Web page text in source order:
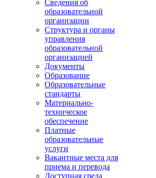
Сведения об
образовательной
организации
Структура и органы
управления
образовательной
организацией
Документы
Образование
Образовательные
стандарты
Материально-
техническое
обеспечение
Платные
образовательные
услуги
Вакантные места для
приема и перевода
Доступная среда